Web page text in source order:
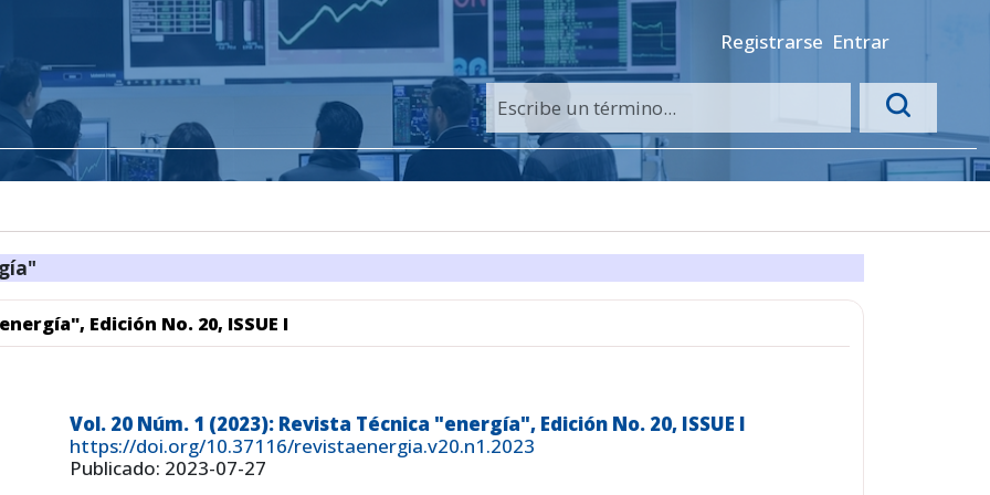
Registrarse Entrar
Edición No. 20, ISSUE I
Vol. 20 Núm. 1 (2023): Revista Técnica "energía", Edición No. 20, ISSUE I
https://doi.org/10.37116/revistaenergia.v20.n1.2023
Publicado: 2023-07-27